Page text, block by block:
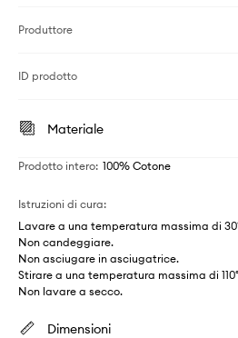
Produttore
ID prodotto
Materiale
Prodotto intero: 100% Cotone
Istruzioni di cura:
Lavare a una temperatura massima di
Non candeggiare.
Non asciugare in asciugatrice.
Stirare a una temperatura massima di
Non lavare a secco.
Dimensioni